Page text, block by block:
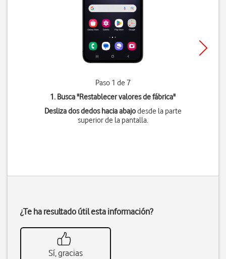
Paso 1 de 7
1. Busca "Restablecer valores de fábrica"
Desliza dos dedos hacia abajodesde la parte
superior de la pantalla.
¿Te ha resultado útil esta información?
Sí, gracias